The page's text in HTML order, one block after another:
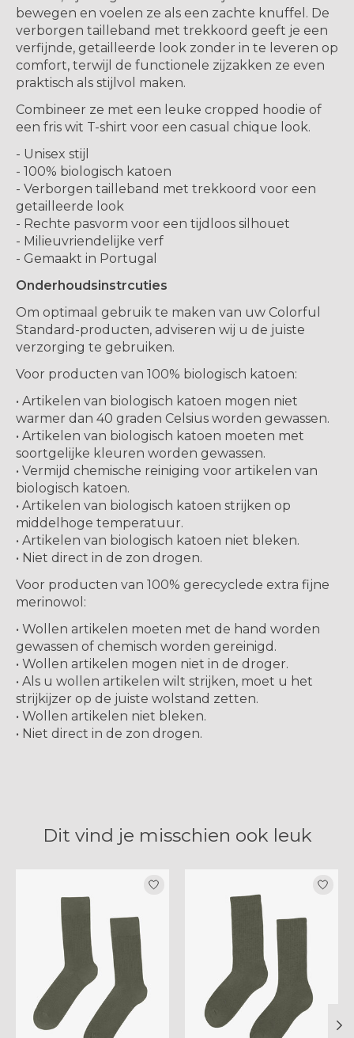
bewegen en voelen ze als een zachte knuffel. De
verborgen tailleband met trekkoord geeft je een
verfijnde, getailleerde look zonder in te leveren op
comfort, terwijl de functionele zijzakken ze even
praktisch als stijlvol maken.
Combineer ze met een leuke cropped hoodie of
een fris wit T-shirt voor een casual chique look.
- Unisex stijl
- 100% biologisch katoen
- Verborgen tailleband met trekkoord voor een
getailleerde look
- Rechte pasvorm voor een tijdloos silhouet
- Milieuvriendelijke verf
- Gemaakt in Portugal
Onderhoudsinstrcuties
Om optimaal gebruik te maken van uw Colorful
Standard-producten, adviseren wij u de juiste
verzorging te gebruiken.
Voor producten van 100% biologisch katoen:
• Artikelen van biologisch katoen mogen niet
warmer dan 40 graden Celsius worden gewassen.
• Artikelen van biologisch katoen moeten met
soortgelijke kleuren worden gewassen.
• Vermijd chemische reiniging voor artikelen van
biologisch katoen.
• Artikelen van biologisch katoen strijken op
middelhoge temperatuur.
• Artikelen van biologisch katoen niet bleken.
• Niet direct in de zon drogen.
Voor producten van 100% gerecyclede extra fijne
merinowol:
• Wollen artikelen moeten met de hand worden
gewassen of chemisch worden gereinigd.
• Wollen artikelen mogen niet in de droger.
• Als u wollen artikelen wilt strijken, moet u het
strijkijzer op de juiste wolstand zetten.
• Wollen artikelen niet bleken.
• Niet direct in de zon drogen.
Dit vind je misschien ook leuk
Items van productcarrousel